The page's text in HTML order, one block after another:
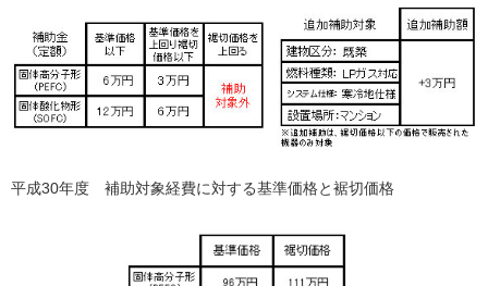
平成30年度 補助対象経費に対する基準価格と裾切価格